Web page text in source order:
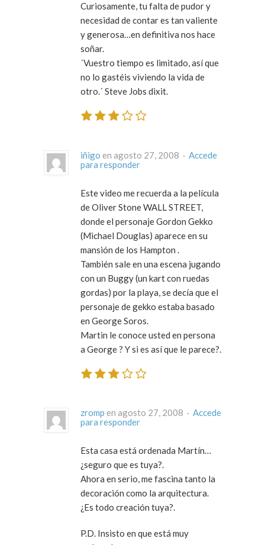
Curiosamente, tu falta de pudor y
necesidad de contar es tan valiente
y generosa…en definitiva nos hace
soñar.
´Vuestro tiempo es limitado, así que
no lo gastéis viviendo la vida de
otro.´ Steve Jobs dixit.
iñigo en agosto 27, 2008 · Accede
para responder
Este video me recuerda a la película
de Oliver Stone WALL STREET,
donde el personaje Gordon Gekko
(Michael Douglas) aparece en su
mansión de los Hampton .
También sale en una escena jugando
con un Buggy (un kart con ruedas
gordas) por la playa, se decía que el
personaje de gekko estaba basado
en George Soros.
Martin le conoce usted en persona
a George ? Y si es así que le parece?.
zromp en agosto 27, 2008 · Accede
para responder
Esta casa está ordenada Martín…
¿seguro que es tuya?.
Ahora en serio, me fascina tanto la
decoración como la arquitectura.
¿Es todo creación tuya?.
P.D. Insisto en que está muy